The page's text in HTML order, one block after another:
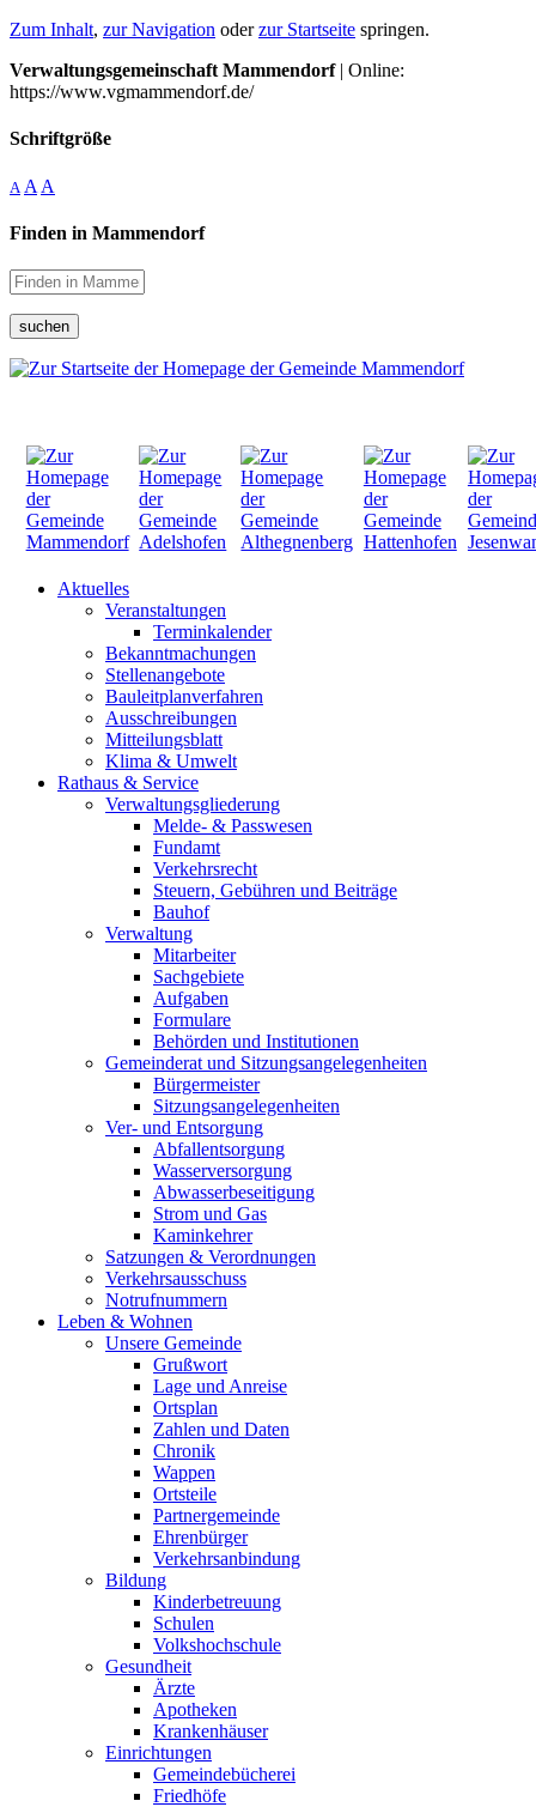
Zum Inhalt, zur Navigation oderzur Startseite springen.
Verwaltungsgemeinschaft Mammendorf| Online:
https://www.vgmammendorf.de/
Schriftgröße
A A A
Finden in Mammendorf
suchen
Aktuelles
Veranstaltungen
Terminkalender
Bekanntmachungen
Stellenangebote
Bauleitplanverfahren
Ausschreibungen
Mitteilungsblatt
Klima & Umwelt
Rathaus & Service
Verwaltungsgliederung
Melde- & Passwesen
Fundamt
Verkehrsrecht
Steuern, Gebühren und Beiträge
Bauhof
Verwaltung
Mitarbeiter
Sachgebiete
Aufgaben
Formulare
Behörden und Institutionen
Gemeinderat und Sitzungsangelegenheiten
Bürgermeister
Sitzungsangelegenheiten
Ver- und Entsorgung
Abfallentsorgung
Wasserversorgung
Abwasserbeseitigung
Strom und Gas
Kaminkehrer
Satzungen & Verordnungen
Verkehrsausschuss
Notrufnummern
Leben & Wohnen
Unsere Gemeinde
Grußwort
Lage und Anreise
Ortsplan
Zahlen und Daten
Chronik
Wappen
Ortsteile
Partnergemeinde
Ehrenbürger
Verkehrsanbindung
Bildung
Kinderbetreuung
Schulen
Volkshochschule
Gesundheit
Ärzte
Apotheken
Krankenhäuser
Einrichtungen
Gemeindebücherei
Friedhöfe